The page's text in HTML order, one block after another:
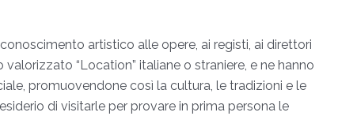
artistico alle opere, ai registi, ai direttori
“Location” italiane o straniere, e ne hanno
promuovendone così la cultura, le tradizioni e le
di visitarle per provare in prima persona le